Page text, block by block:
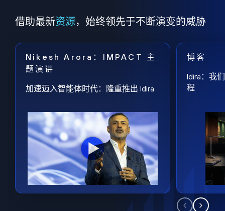
借助最新资源，始终领先于不断演变的威胁
Nikesh Arora：IMPACT 主
题演讲
加速迈入智能体时代：隆重推出 Idira
博客
Idira：我
程